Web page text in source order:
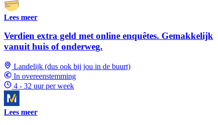
Lees meer
Verdien extra geld met online enquêtes. Gemakkelijk
vanuit huis of onderweg.
Landelijk (dus ook bij jou in de buurt)
In overeenstemming
4 - 32 uur per week
Lees meer